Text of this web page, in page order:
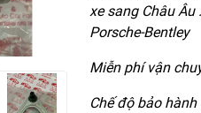
xe sang Châu Âu
Porsche-Bentley
Miễn phí vận
Chế độ bảo